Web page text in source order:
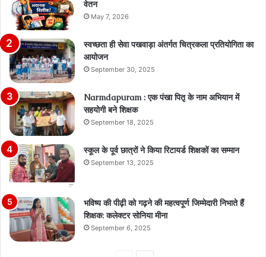
वेतन
May 7, 2026
स्वच्छता ही सेवा पखवाड़ा अंतर्गत चित्रकला प्रतियोगिता का
आयोजन
September 30, 2025
Narmdapuram : एक पंखा पितृ के नाम अभियान में
सहयोगी बने शिक्षक
September 18, 2025
स्कूल के पूर्व छात्रों ने किया रिटायर्ड शिक्षकों का सम्मान
September 13, 2025
भविष्य की पीढ़ी को गढ़ने की महत्वपूर्ण जिम्मेदारी निभाते हैं
शिक्षक: कलेक्टर सोनिया मीना
September 6, 2025